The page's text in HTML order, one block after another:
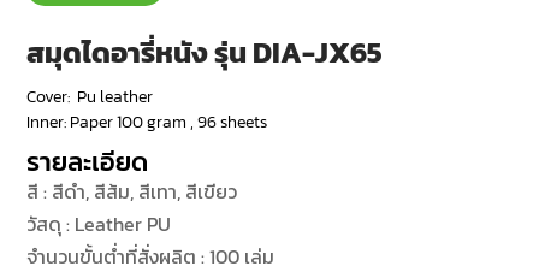
สมุดไดอารี่หนัง รุ่น DIA-JX65
Cover: Pu leather
Inner: Paper 100 gram , 96 sheets
รายละเอียด
สี : สีดำ, สีส้ม, สีเทา, สีเขียว
วัสดุ : Leather PU
จำนวนขั้นต่ำที่สั่งผลิต : 100 เล่ม